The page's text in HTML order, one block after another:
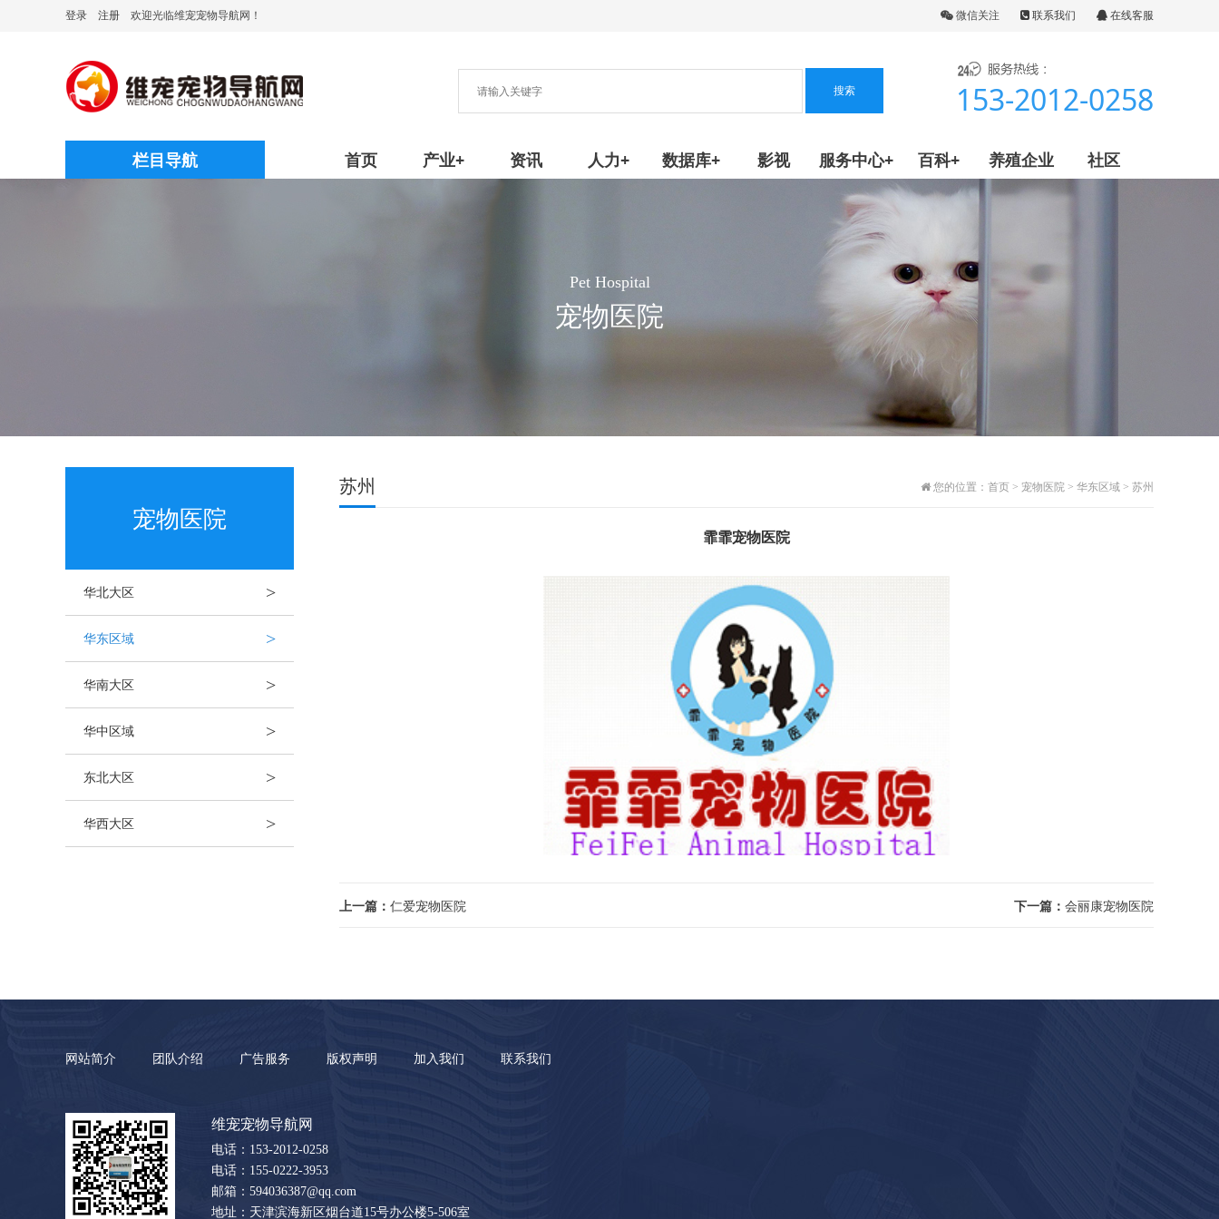
登录 注册 欢迎光临维宠宠物导航网！ 微信关注 联系我们 在线客服
153-2012-0258
栏目导航 首页 产业+ 资讯 人力+ 数据库+ 影视 服务中心+ 百科+ 养殖企业 社区
Pet Hospital
宠物医院
宠物医院
华北大区 >
华东区域 >
华南大区 >
华中区域 >
东北大区 >
华西大区 >
苏州 您的位置： 首页 > 宠物医院 > 华东区域 > 苏州
霏霏宠物医院
上一篇： 仁爱宠物医院 下一篇： 会丽康宠物医院
网站简介 团队介绍 广告服务 版权声明 加入我们 联系我们
维宠宠物导航网
电话：153-2012-0258
电话：155-0222-3953
邮箱：594036387@qq.com
地址：天津滨海新区烟台道15号办公楼5-506室